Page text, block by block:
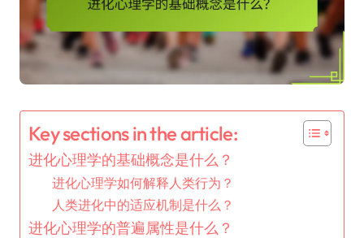
Key sections in the article:
进化心理学的基础概念是什么？
进化心理学如何解释人类行为？
人类进化中的适应机制是什么？
进化心理学的普遍属性是什么？